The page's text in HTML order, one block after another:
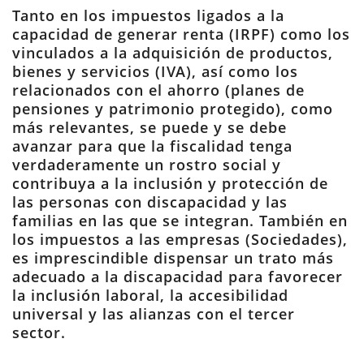
Tanto en los impuestos ligados a la
capacidad de generar renta (IRPF) como los
vinculados a la adquisición de productos,
bienes y servicios (IVA), así como los
relacionados con el ahorro (planes de
pensiones y patrimonio protegido), como
más relevantes, se puede y se debe
avanzar para que la fiscalidad tenga
verdaderamente un rostro social y
contribuya a la inclusión y protección de
las personas con discapacidad y las
familias en las que se integran. También en
los impuestos a las empresas (Sociedades),
es imprescindible dispensar un trato más
adecuado a la discapacidad para favorecer
la inclusión laboral, la accesibilidad
universal y las alianzas con el tercer
sector.